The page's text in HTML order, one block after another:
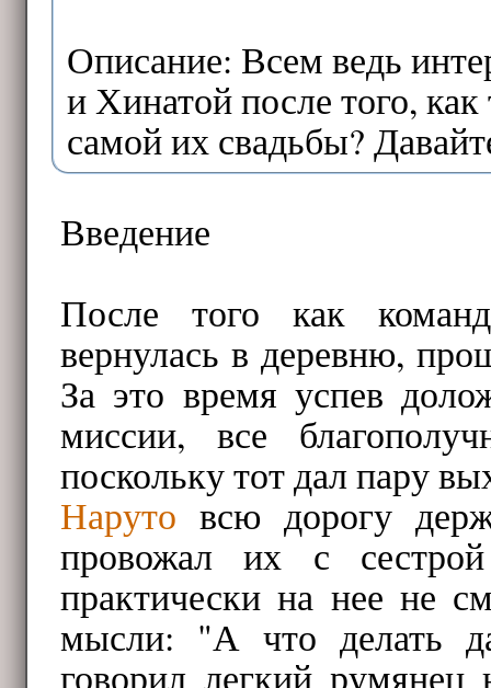
Описание: Всем ведь
и Хинатой после того,
самой их свадьбы?
Введение
После того как
вернулась в деревню,
За это время успев
миссии, все
поскольку тот дал пару
Наруто всю дорогу
провожал их с
практически на нее не
мысли: "А что делать
говорил легкий